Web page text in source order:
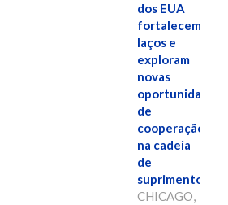
dos EUA
fortalecem
laços e
exploram
novas
oportunidades
de
cooperação
na cadeia
de
suprimentos.
CHICAGO,